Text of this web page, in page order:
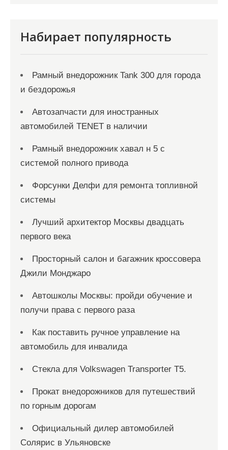
Набирает популярность
Рамный внедорожник Tank 300 для города
и бездорожья
Автозапчасти для иностранных
автомобилей TENET в наличии
Рамный внедорожник хавал н 5 с
системой полного привода
Форсунки Делфи для ремонта топливной
системы
Лучший архитектор Москвы двадцать
первого века
Просторный салон и багажник кроссовера
Джили Монджаро
Автошколы Москвы: пройди обучение и
получи права с первого раза
Как поставить ручное управление на
автомобиль для инвалида
Стекла для Volkswagen Transporter T5.
Прокат внедорожников для путешествий
по горным дорогам
Официальный дилер автомобилей
Солярис в Ульяновске